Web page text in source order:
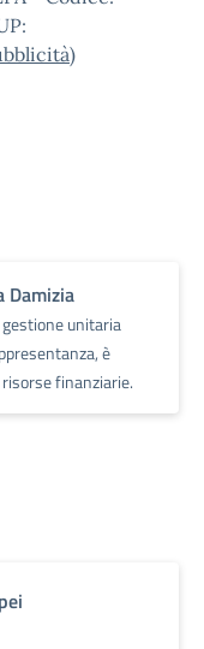
)
Damizia
unitaria
è
finanziarie.